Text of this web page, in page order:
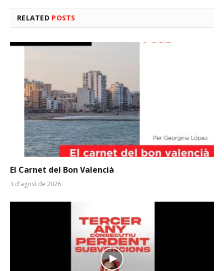
RELATED POSTS
El Carnet del Bon Valencià
3 d'agost de 2026